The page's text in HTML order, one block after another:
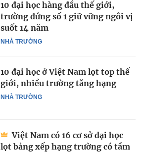
NHÀ TRƯỜNG
10 đại học hàng đầu thế giới,
trường đứng số 1 giữ vững ngôi vị
suốt 14 năm
NHÀ TRƯỜNG
10 đại học ở Việt Nam lọt top thế
giới, nhiều trường tăng hạng
Việt Nam có 16 cơ sở đại học
lọt bảng xếp hạng trường có tầm